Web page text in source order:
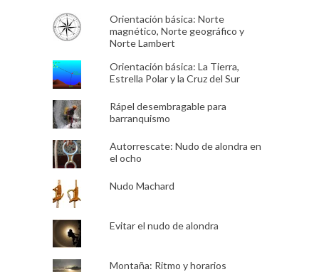
Orientación básica: Norte
magnético, Norte geográfico y
Norte Lambert
Orientación básica: La Tierra,
Estrella Polar y la Cruz del Sur
Rápel desembragable para
barranquismo
Autorrescate: Nudo de alondra en
el ocho
Nudo Machard
Evitar el nudo de alondra
Montaña: Ritmo y horarios